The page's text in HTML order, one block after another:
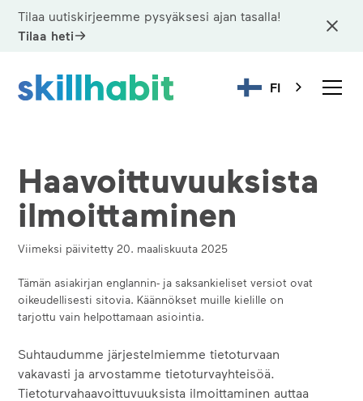
Tilaa uutiskirjeemme pysyäksesi ajan tasalla!
Tilaa heti
FI
Haavoittuvuuksista
ilmoittaminen
Viimeksi päivitetty 20. maaliskuuta 2025
Tämän asiakirjan englannin- ja saksankieliset versiot ovat
oikeudellisesti sitovia. Käännökset muille kielille on
tarjottu vain helpottamaan asiointia.
Suhtaudumme järjestelmiemme tietoturvaan
vakavasti ja arvostamme tietoturvayhteisöä.
Tietoturvahaavoittuvuuksista ilmoittaminen auttaa